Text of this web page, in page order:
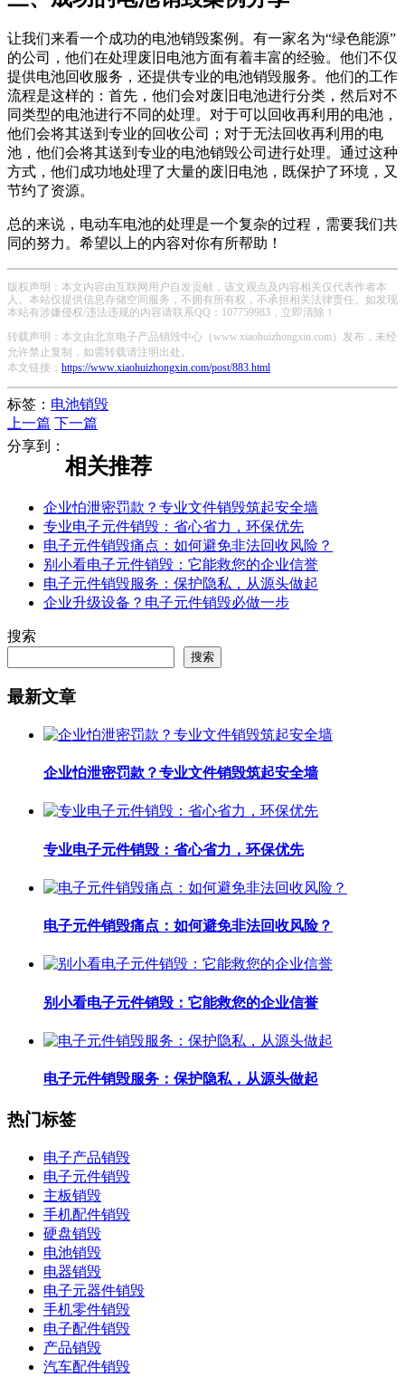
让我们来看一个成功的电池销毁案例。有一家名为“绿色能源”
的公司，他们在处理废旧电池方面有着丰富的经验。他们不仅
提供电池回收服务，还提供专业的电池销毁服务。他们的工作
流程是这样的：首先，他们会对废旧电池进行分类，然后对不
同类型的电池进行不同的处理。对于可以回收再利用的电池，
他们会将其送到专业的回收公司；对于无法回收再利用的电
池，他们会将其送到专业的电池销毁公司进行处理。通过这种
方式，他们成功地处理了大量的废旧电池，既保护了环境，又
节约了资源。
总的来说，电动车电池的处理是一个复杂的过程，需要我们共
同的努力。希望以上的内容对你有所帮助！
版权声明：本文内容由互联网用户自发贡献，该文观点及内容相关仅代表作者本
人。本站仅提供信息存储空间服务，不拥有所有权，不承担相关法律责任。如发现
本站有涉嫌侵权/违法违规的内容请联系QQ：107759983，立即清除！
转载声明：本文由北京电子产品销毁中心（www.xiaohuizhongxin.com）发布，未经
允许禁止复制，如需转载请注明出处。
本文链接： https://www.xiaohuizhongxin.com/post/883.html
标签： 电池销毁
上一篇
下一篇
分享到：
相关推荐
企业怕泄密罚款？专业文件销毁筑起安全墙
专业电子元件销毁：省心省力，环保优先
电子元件销毁痛点：如何避免非法回收风险？
别小看电子元件销毁：它能救您的企业信誉
电子元件销毁服务：保护隐私，从源头做起
企业升级设备？电子元件销毁必做一步
搜索
搜索
最新文章
企业怕泄密罚款？专业文件销毁筑起安全墙
专业电子元件销毁：省心省力，环保优先
电子元件销毁痛点：如何避免非法回收风险？
别小看电子元件销毁：它能救您的企业信誉
电子元件销毁服务：保护隐私，从源头做起
热门标签
电子产品销毁
电子元件销毁
主板销毁
手机配件销毁
硬盘销毁
电池销毁
电器销毁
电子元器件销毁
手机零件销毁
电子配件销毁
产品销毁
汽车配件销毁